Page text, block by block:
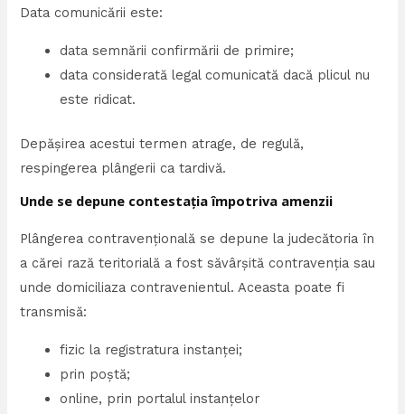
Data comunicării este:
data semnării confirmării de primire;
data considerată legal comunicată dacă plicul nu
este ridicat.
Depășirea acestui termen atrage, de regulă,
respingerea plângerii ca tardivă.
Unde se depune contestația împotriva amenzii
Plângerea contravențională se depune la judecătoria în
a cărei rază teritorială a fost săvârșită contravenția sau
unde domiciliaza contravenientul. Aceasta poate fi
transmisă:
fizic la registratura instanței;
prin poștă;
online, prin portalul instanțelor